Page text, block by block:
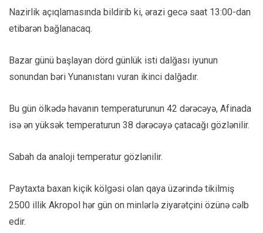
Nazirlik açıqlamasında bildirib ki, ərazi gecə saat 13:00-dan
etibarən bağlanacaq.
Bazar günü başlayan dörd günlük isti dalğası iyunun
sonundan bəri Yunanıstanı vuran ikinci dalğadır.
Bu gün ölkədə havanın temperaturunun 42 dərəcəyə, Afinada
isə ən yüksək temperaturun 38 dərəcəyə çatacağı gözlənilir.
Sabah da analoji temperatur gözlənilir.
Paytaxta baxan kiçik kölgəsi olan qaya üzərində tikilmiş
2500 illik Akropol hər gün on minlərlə ziyarətçini özünə cəlb
edir.